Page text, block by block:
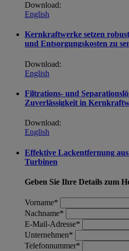
Download:
English
Kernkraftwerke setzen
und Entsorgungskosten zu
Download:
English
Filtrations- und
Zuverlässigkeit in
Download:
English
Effektive Lackentfernung aus
Turbinen
Geben Sie Ihre Details zum
Vorname*
Nachname*
E-Mail-Adresse*
Unternehmen*
Telefonnummer*